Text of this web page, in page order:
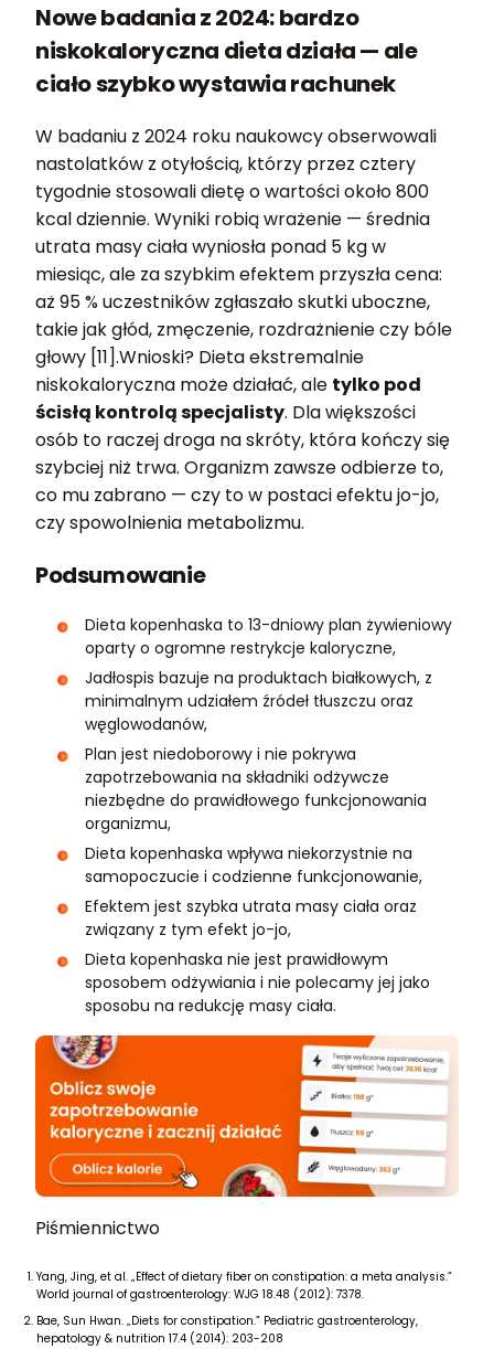
Nowe badania z 2024: bardzo
niskokaloryczna dieta działa — ale
ciało szybko wystawia rachunek
W badaniu z 2024 roku naukowcy obserwowali
nastolatków z otyłością, którzy przez cztery
tygodnie stosowali dietę o wartości około 800
kcal dziennie. Wyniki robią wrażenie — średnia
utrata masy ciała wyniosła ponad 5 kg w
miesiąc, ale za szybkim efektem przyszła cena:
aż 95 % uczestników zgłaszało skutki uboczne,
takie jak głód, zmęczenie, rozdrażnienie czy bóle
głowy [11].Wnioski? Dieta ekstremalnie
niskokaloryczna może działać, ale tylko pod
ścisłą kontrolą specjalisty. Dla większości
osób to raczej droga na skróty, która kończy się
szybciej niż trwa. Organizm zawsze odbierze to,
co mu zabrano — czy to w postaci efektu jo-jo,
czy spowolnienia metabolizmu.
Podsumowanie
Dieta kopenhaska to 13-dniowy plan żywieniowy
oparty o ogromne restrykcje kaloryczne,
Jadłospis bazuje na produktach białkowych, z
minimalnym udziałem źródeł tłuszczu oraz
węglowodanów,
Plan jest niedoborowy i nie pokrywa
zapotrzebowania na składniki odżywcze
niezbędne do prawidłowego funkcjonowania
organizmu,
Dieta kopenhaska wpływa niekorzystnie na
samopoczucie i codzienne funkcjonowanie,
Efektem jest szybka utrata masy ciała oraz
związany z tym efekt jo-jo,
Dieta kopenhaska nie jest prawidłowym
sposobem odżywiania i nie polecamy jej jako
sposobu na redukcję masy ciała.
Piśmiennictwo
Yang, Jing, et al. „Effect of dietary fiber on constipation: a meta analysis.”
World journal of gastroenterology: WJG 18.48 (2012): 7378.
Bae, Sun Hwan. „Diets for constipation.” Pediatric gastroenterology,
hepatology & nutrition 17.4 (2014): 203-208